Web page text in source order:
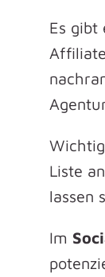
Es gibt
Liste
lassen
Im